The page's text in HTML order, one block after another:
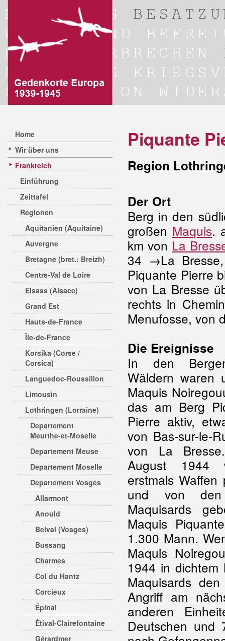
Home
Wir über uns
Frankreich
Einführung
Zeittafel
Regionen
Aquitanien (Aquitaine)
Auvergne
Bretagne (bret.: Breizh)
Centre-Val de Loire
Elsass (Alsace)
Grand Est
Hauts-de-France
Île-de-France
Korsika (Corse /
Corsica)
Languedoc-Roussillon
Limousin
Lothringen (Lorraine)
Departement
Meurthe-et-Moselle
Departement Meuse
Departement Moselle
Departement Vosges
Allarmont
Anould
Belval (Vosges)
Bussang
Charmes
Col du Hantz
Corcieux
Épinal
Étival-Clairefontaine
Gérardmer
Piquante
Region
Der Ort
Berg in den
großen Maquis.
km von La
34 →La
Piquante Pierre
von La Bresse
rechts in
Menufosse, von
Die Ereignisse
In den
Wäldern waren
Maquis
das am Berg
Pierre aktiv,
von Bas-sur-le-
von La
August 1944
erstmals Waffen
und von den
Maquisards
Maquis
1.300 Mann.
Maquis
1944 in
Maquisards
Angriff am
anderen
Deutschen und